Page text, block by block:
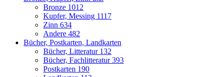
Bronze 1012
Kupfer, Messing 1117
Zinn 634
Andere 482
Bücher, Postkarten, Landkarten
Bücher, Litteratur 132
Bücher, Fachlitteratur393
Postkarten 190